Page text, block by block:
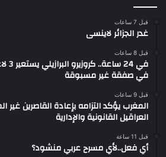
قبل 7 ساعات
غدر الجزائر لاينسى
قبل 8 ساعات
في
في صفقة غير مسبوقة
قبل 9 ساعات
المغرب يؤكد التزامه بإعادة القاصرين غير
العراقيل القانونية والإدارية
قبل 11 ساعة
أي فعل..لأي مسرح عربي منشود؟